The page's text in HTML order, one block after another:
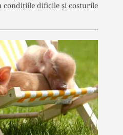
dificile și costurile